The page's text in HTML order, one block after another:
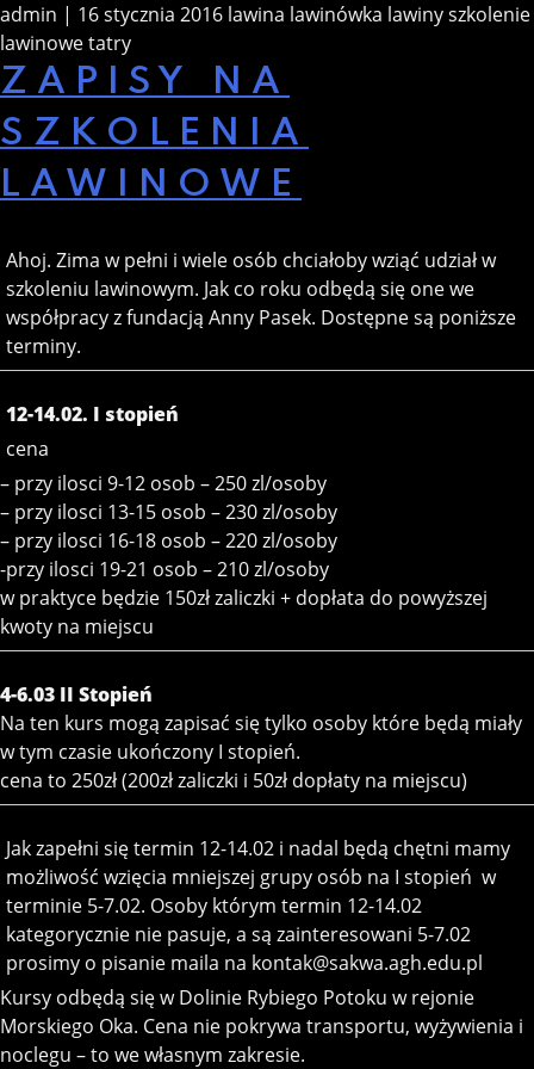
admin | 16 stycznia 2016 lawina lawinówka lawinyszkolenie
lawinowetatry
ZAPISY NA
SZKOLENIA
LAWINOWE
Ahoj. Zima w pełni i wiele osób chciałoby wziąć udział w
szkoleniu lawinowym. Jak co roku odbędą się one we
współpracy z fundacją Anny Pasek. Dostępne są poniższe
terminy.
12-14.02. I stopień
cena
– przy ilosci 9-12 osob – 250 zl/osoby
– przy ilosci 13-15 osob – 230 zl/osoby
– przy ilosci 16-18 osob – 220 zl/osoby
-przy ilosci 19-21 osob – 210 zl/osoby
w praktyce będzie 150zł zaliczki + dopłata do powyższej
kwoty na miejscu
4-6.03 II Stopień
Na ten kurs mogą zapisać się tylko osoby które będą miały
w tym czasie ukończony I stopień.
cena to 250zł (200zł zaliczki i 50zł dopłaty na miejscu)
Jak zapełni się termin 12-14.02 i nadal będą chętni mamy
możliwość wzięcia mniejszej grupy osób na I stopień w
terminie 5-7.02. Osoby którym termin 12-14.02
kategorycznie nie pasuje, a są zainteresowani 5-7.02
prosimy o pisanie maila na kontak@sakwa.agh.edu.pl
Kursy odbędą się w Dolinie Rybiego Potoku w rejonie
Morskiego Oka. Cena nie pokrywa transportu, wyżywienia i
noclegu – to we własnym zakresie.